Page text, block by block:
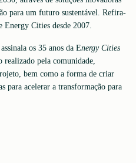
para um futuro sustentável. Refira-
Energy Cities desde 2007.
os 35 anos da Energy Cities
pela comunidade,
bem como a forma de criar
para acelerar a transformação para